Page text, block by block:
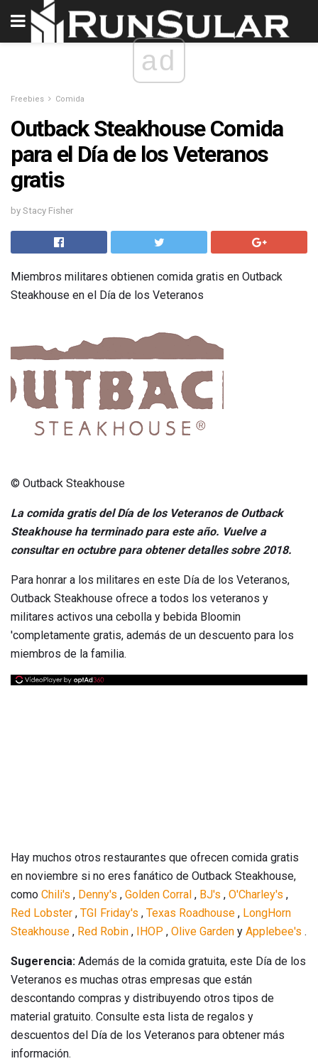
ad
Freebies Comida
Outback Steakhouse Comida
para el Día de los Veteranos
gratis
by Stacy Fisher
Miembros militares obtienen comida gratis en Outback
Steakhouse en el Día de los Veteranos
© Outback Steakhouse
La comida gratis del Día de los Veteranos de Outback
Steakhouse ha terminado para este año. Vuelve a
consultar en octubre para obtener detalles sobre 2018.
Para honrar a los militares en este Día de los Veteranos,
Outback Steakhouse ofrece a todos los veteranos y
militares activos una cebolla y bebida Bloomin
'completamente gratis, además de un descuento para los
miembros de la familia.
Hay muchos otros restaurantes que ofrecen comida gratis
en noviembre si no eres fanático de Outback Steakhouse,
como Chili's , Denny's , Golden Corral , BJ's , O'Charley's ,
Red Lobster , TGI Friday's , Texas Roadhouse , LongHorn
Steakhouse , Red Robin , IHOP , Olive Garden y Applebee's .
Sugerencia: Además de la comida gratuita, este Día de los
Veteranos es muchas otras empresas que están
descontando compras y distribuyendo otros tipos de
material gratuito. Consulte esta lista de regalos y
descuentos del Día de los Veteranos para obtener más
información.